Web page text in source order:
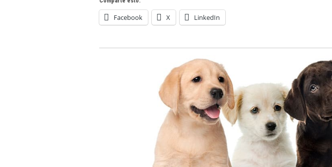
Facebook X LinkedIn